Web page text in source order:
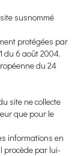
susnommé
protégées par
du 6 août 2004,
du 24
site ne collecte
que pour le
informations en
procède par lui-